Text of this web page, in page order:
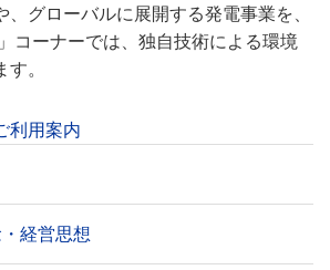
グローバルに展開する発電事業を、
コーナーでは、独自技術による環境
。
利用案内
経営思想